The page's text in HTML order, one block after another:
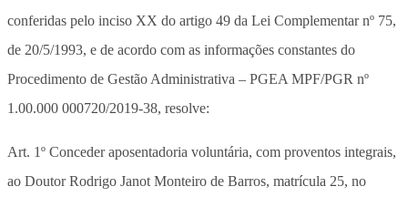
conferidas pelo inciso XX do artigo 49 da Lei Complementar nº 75,
de 20/5/1993, e de acordo com as informações constantes do
Procedimento de Gestão Administrativa – PGEA MPF/PGR nº
1.00.000 000720/2019-38, resolve:
Art. 1º Conceder aposentadoria voluntária, com proventos integrais,
ao Doutor Rodrigo Janot Monteiro de Barros, matrícula 25, no